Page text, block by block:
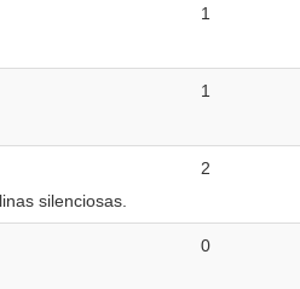
1
1
silenciosas.
2
0